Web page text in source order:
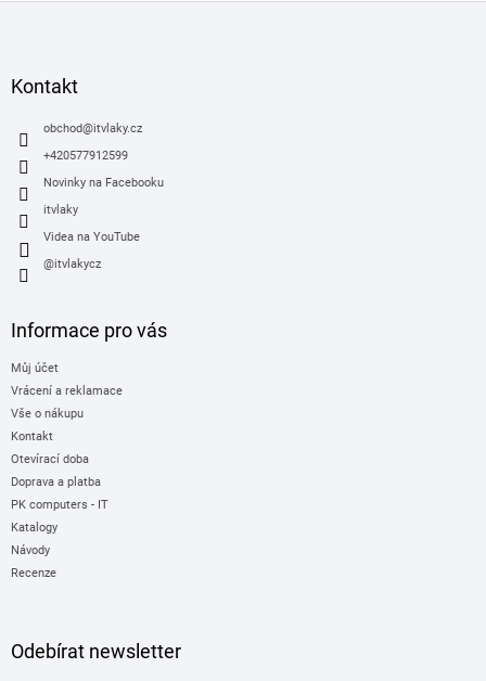
Kontakt
obchod@itvlaky.cz
+420577912599
Novinky na Facebooku
itvlaky
Videa na YouTube
@itvlakycz
Informace pro vás
Můj účet
Vrácení a reklamace
Vše o nákupu
Kontakt
Otevírací doba
Doprava a platba
PK computers - IT
Katalogy
Návody
Recenze
Odebírat newsletter